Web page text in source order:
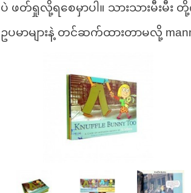
ပဲ ဖတ်ရှုလို့ရစေမှာပါ။ သားသားမီးမီ
ဥပမာများနဲ့ တင်ဆက်ထားတာမလို့